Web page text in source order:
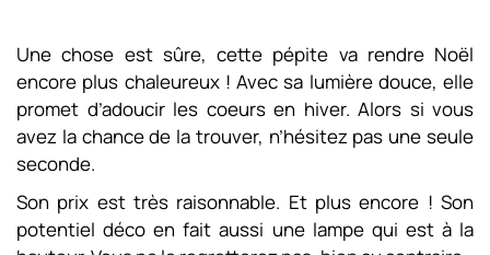
Une chose est sûre, cette pépite va rendre Noël
encore plus chaleureux ! Avec sa lumière douce, elle
promet d’adoucir les coeurs en hiver. Alors si vous
avez la chance de la trouver, n’hésitez pas une seule
seconde.
Son prix est très raisonnable. Et plus encore ! Son
potentiel déco en fait aussi une lampe qui est à la